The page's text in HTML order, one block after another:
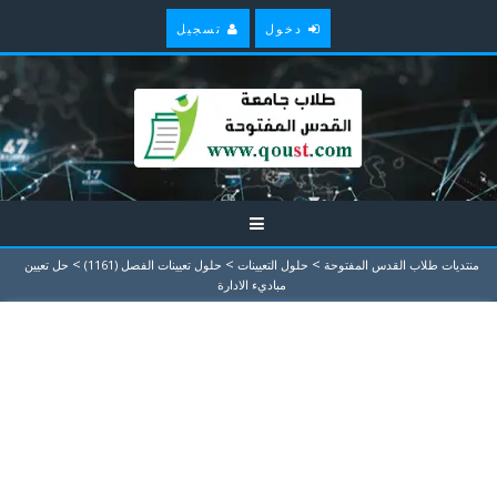
دخول تسجيل
منتديات طلاب القدس المفتوحة > حلول التعيينات > حلول تعيينات الفصل (1161) > حل تعيين
مباديء الادارة